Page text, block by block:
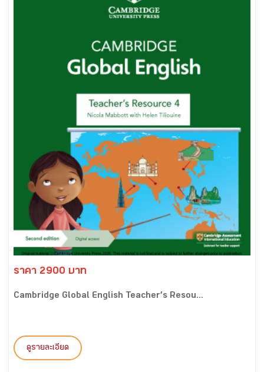
ราคา 2900 บาท
Cambridge Global English Teacher’s Resou...
ดูรายละเอียด